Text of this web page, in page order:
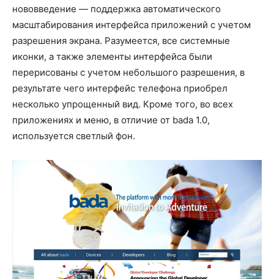
нововведение — поддержка автоматического
масштабирования интерфейса приложений с учетом
разрешения экрана. Разумеется, все системные
иконки, а также элементы интерфейса были
перерисованы с учетом небольшого разрешения, в
результате чего интерфейс телефона приобрел
несколько упрощенный вид. Кроме того, во всех
приложениях и меню, в отличие от bada 1.0,
используется светлый фон.